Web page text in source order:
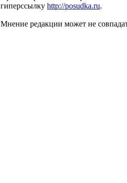
гиперссылку http://posudka.ru.
Мнение редакции может не